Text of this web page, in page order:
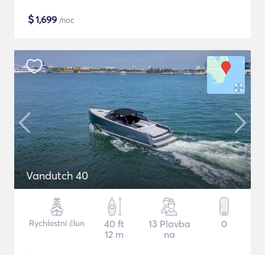
$1,699 /noc
Vandutch 40
Rychlostní člun
40 ft
12 m
13 Plavba
na
0